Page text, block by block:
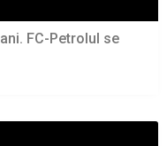
FC-Petrolul se